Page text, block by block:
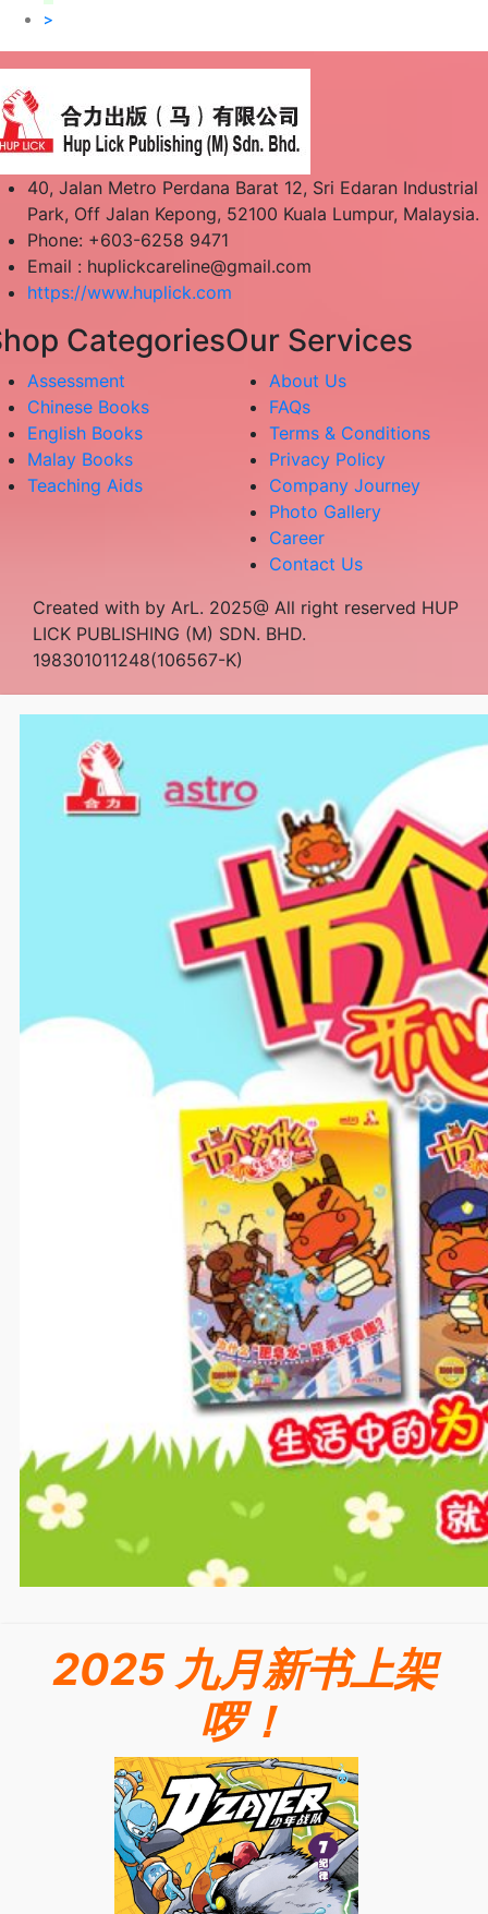
>
40, Jalan Metro Perdana Barat 12, Sri Edaran Industrial
Park, Off Jalan Kepong, 52100 Kuala Lumpur, Malaysia.
Phone: +603-6258 9471
Email : huplickcareline@gmail.com
https://www.huplick.com
Categories
Assessment
Chinese Books
English Books
Malay Books
Teaching Aids
Our Services
About Us
FAQs
Terms & Conditions
Privacy Policy
Company Journey
Photo Gallery
Career
Contact Us
Created with by ArL. 2025@ All right reserved HUP
LICK PUBLISHING (M) SDN. BHD.
198301011248(106567-K)
2025 九月新书上架
啰！